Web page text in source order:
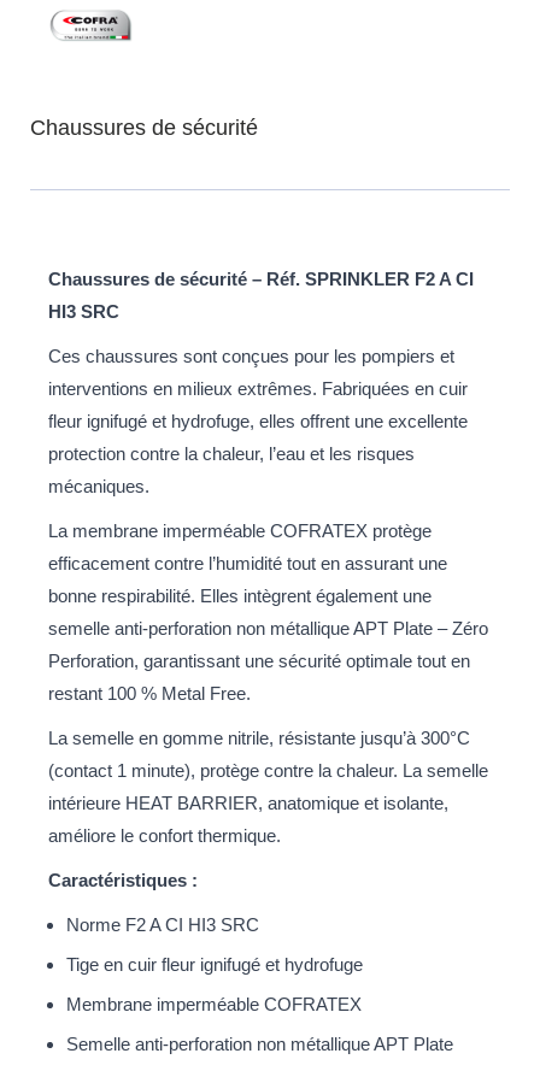
Chaussures de sécurité
Chaussures de sécurité – Réf. SPRINKLER F2 A CI
HI3 SRC
Ces chaussures sont conçues pour les pompiers et
interventions en milieux extrêmes. Fabriquées en cuir
fleur ignifugé et hydrofuge, elles offrent une excellente
protection contre la chaleur, l’eau et les risques
mécaniques.
La membrane imperméable COFRATEX protège
efficacement contre l’humidité tout en assurant une
bonne respirabilité. Elles intègrent également une
semelle anti-perforation non métallique APT Plate – Zéro
Perforation, garantissant une sécurité optimale tout en
restant 100 % Metal Free.
La semelle en gomme nitrile, résistante jusqu’à 300°C
(contact 1 minute), protège contre la chaleur. La semelle
intérieure HEAT BARRIER, anatomique et isolante,
améliore le confort thermique.
Caractéristiques :
Norme F2 A CI HI3 SRC
Tige en cuir fleur ignifugé et hydrofuge
Membrane imperméable COFRATEX
Semelle anti-perforation non métallique APT Plate